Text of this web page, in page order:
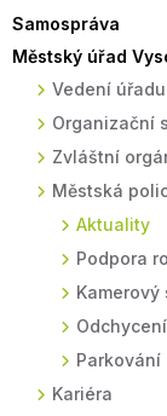
Samospráva
Městský úřad
Vedení úřadu
Organizační
Zvláštní
Městská
Aktuality
Podpora
Kamerový
Parkování
Kariéra